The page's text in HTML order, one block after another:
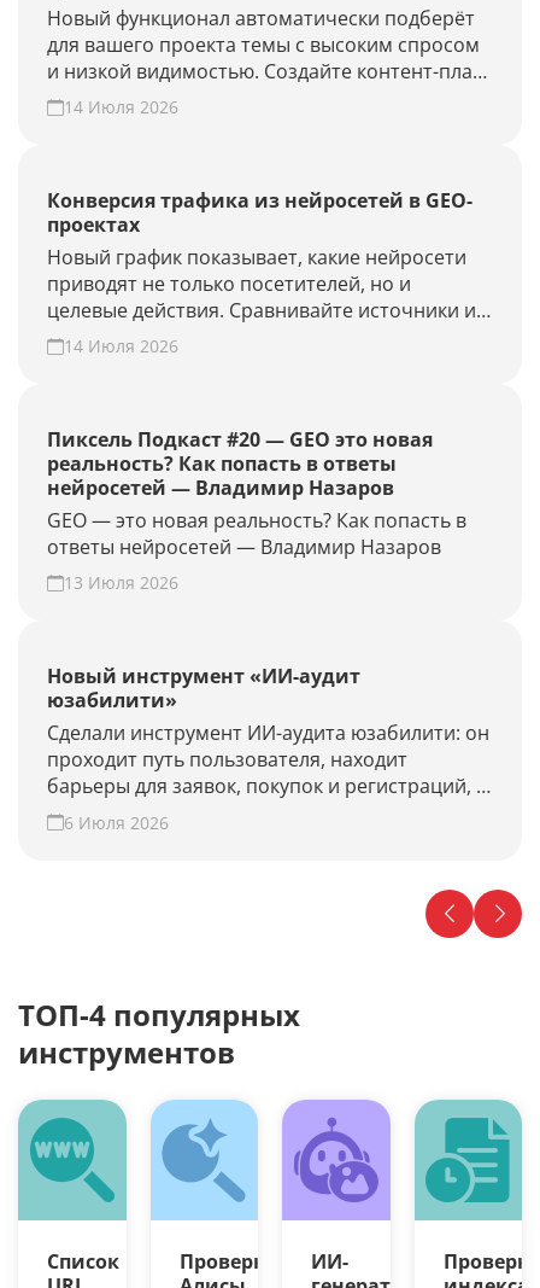
Новый функционал автоматически подберёт
для вашего проекта темы с высоким спросом
и низкой видимостью. Создайте контент-план
за несколько минут и повысьте присутствие
вашего бренда и сайта в ответах нейросетей.
14 Июля 2026
Конверсия трафика из нейросетей в GEO-
проектах
Новый график показывает, какие нейросети
приводят не только посетителей, но и
целевые действия. Сравнивайте источники и
периоды, находите точки роста. Создайте
GEO-проект и проверьте конверсию своего
14 Июля 2026
Пиксель Подкаст #20 — GEO это новая
реальность? Как попасть в ответы
нейросетей — Владимир Назаров
GEO — это новая реальность? Как попасть в
ответы нейросетей — Владимир Назаров
13 Июля 2026
Новый инструмент «ИИ-аудит
юзабилити»
Сделали инструмент ИИ-аудита юзабилити: он
проходит путь пользователя, находит
барьеры для заявок, покупок и регистраций, и
предлагает гипотезы для роста конверсии.
Проверьте свой сайт прямо сейчас!
6 Июля 2026
ТОП-4 популярных
инструментов
Список
Проверка
ИИ-
Проверка